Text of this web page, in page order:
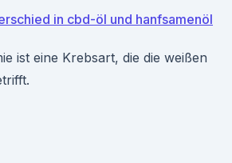
in cbd-öl und hanfsamenöl
ist eine Krebsart, die die weißen